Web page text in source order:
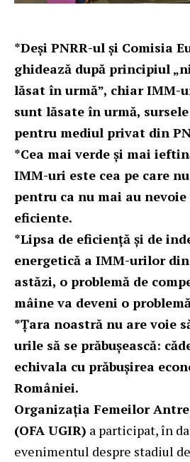
*Deși PNRR-ul și Comisia
ghidează după principiul
lăsat în urmă”, chiar IMM-
sunt lăsate în urmă,
pentru mediul privat din
*Cea mai verde și mai
IMM-uri este cea pe care
pentru ca nu mai au nevoie
eficiente.
*Lipsa de eficiență și de
energetică a IMM-urilor
astăzi, o problemă de
mâine va deveni o
*Țara noastră nu are voie
urile să se prăbușească:
echivala cu prăbușirea
României.
Organizația Femeilor
(OFA UGIR) a participat, în
evenimentul despre stadiul